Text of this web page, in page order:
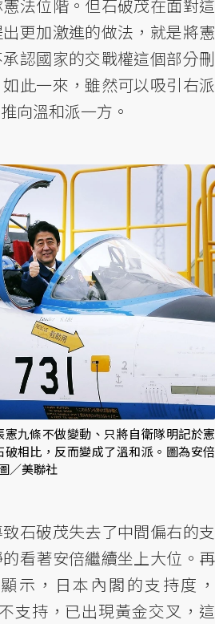
法位階。但石破茂在面對這
更加激進的做法，就是將憲
認國家的交戰權這個部分刪
此一來，雖然可以吸引右派
向溫和派一方。
九條不做變動、只將自衛隊明記於憲
相比，反而變成了溫和派。圖為安倍
／美聯社
石破茂失去了中間偏右的支
看著安倍繼續坐上大位。再
示，日本內閣的支持度，
支持，已出現黃金交叉，這